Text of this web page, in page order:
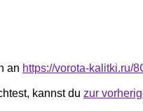
an https://vorota-kalitki.ru/
kannst du zur